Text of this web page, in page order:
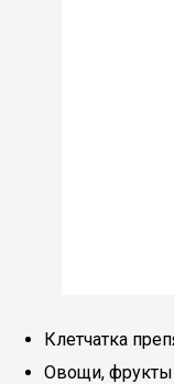
Клетчатка
Овощи, фрукты